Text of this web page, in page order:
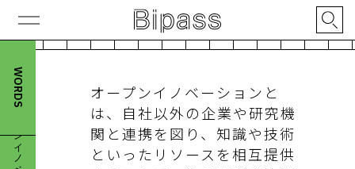
WORDS
オープンイノベーション
オープンイノベーションと
は、自社以外の企業や研究機
関と連携を図り、知識や技術
といったリソースを相互提供